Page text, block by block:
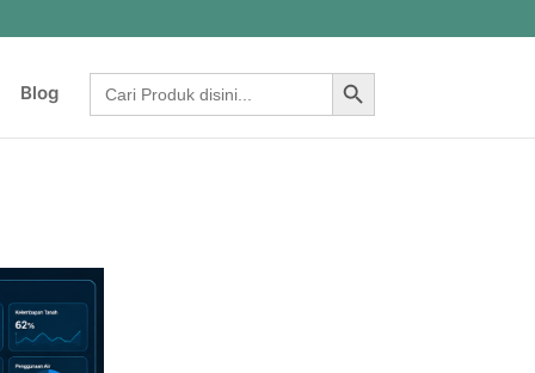
Blog
Search
for:
Search Button